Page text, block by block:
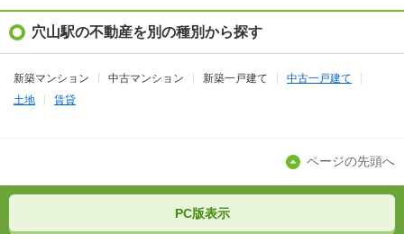
穴山駅の不動産を別の種別から探す
新築マンション 中古マンション 新築一戸建て
中古一戸建て
土地
賃貸
ページの先頭へ
PC版表示